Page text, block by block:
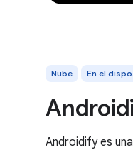
Nube En el
Androidify es